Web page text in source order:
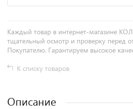
Каждый товар в интернет-магазине
тщательный осмотр и проверку перед
Покупателю. Гарантируем высокое
К списку товаров
Описание